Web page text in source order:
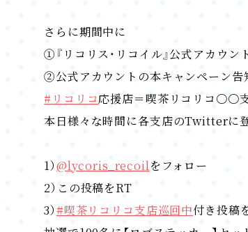
さらに期間中に
①『リコリス・リコイル』公式アカウン
②公式アカウントの本キャンペーン告
#リコリコ応援店＝喫茶リコリコ〇〇
本日様々な時間に各支店のTwitterに
1）@lycoris_recoilをフォロー
2）この投稿をRT
3） #喫茶リコリコ支店巡回中付き投稿